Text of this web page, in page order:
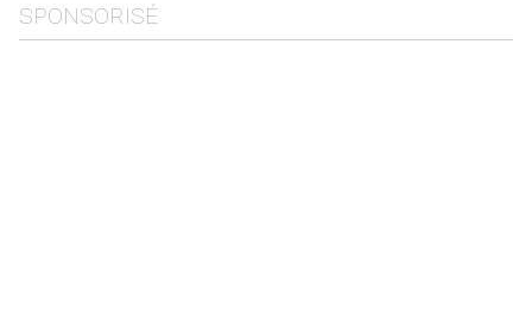
SPONSORISÉ